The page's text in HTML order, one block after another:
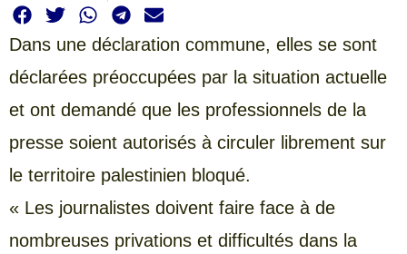
Dans une déclaration commune, elles se sont
déclarées préoccupées par la situation actuelle
et ont demandé que les professionnels de la
presse soient autorisés à circuler librement sur
le territoire palestinien bloqué.
« Les journalistes doivent faire face à de
nombreuses privations et difficultés dans la